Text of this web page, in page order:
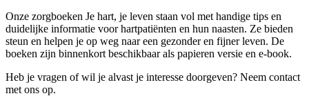
Onze zorgboeken Je hart, je leven staan vol met handige tips en
duidelijke informatie voor hartpatiënten en hun naasten. Ze bieden
steun en helpen je op weg naar een gezonder en fijner leven. De
boeken zijn binnenkort beschikbaar als papieren versie en e-book.
Heb je vragen of wil je alvast je interesse doorgeven? Neem contact
met ons op.